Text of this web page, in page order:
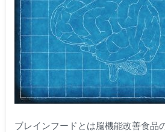
ブレインフードとは脳機能改善食品